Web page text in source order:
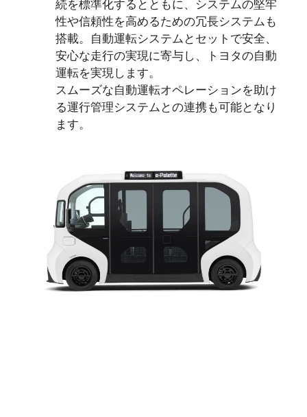
続を標準化するとともに、システムの堅牢
性や信頼性を高めるための冗長システムも
搭載。自動運転システムとセットで安全、
安心な走行の実現に寄与し、トヨタの自動
運転を実現します。
スムーズな自動運転オペレーションを助け
る運行管理システムとの連携も可能となり
ます。